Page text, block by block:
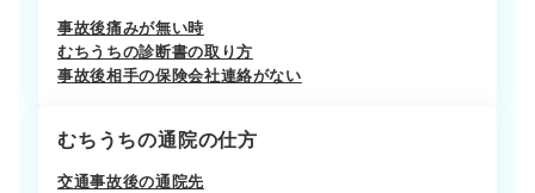
事故後痛みが無い時
むちうちの診断書の取り方
事故後相手の保険会社連絡がない
むちうちの通院の仕方
交通事故後の通院先